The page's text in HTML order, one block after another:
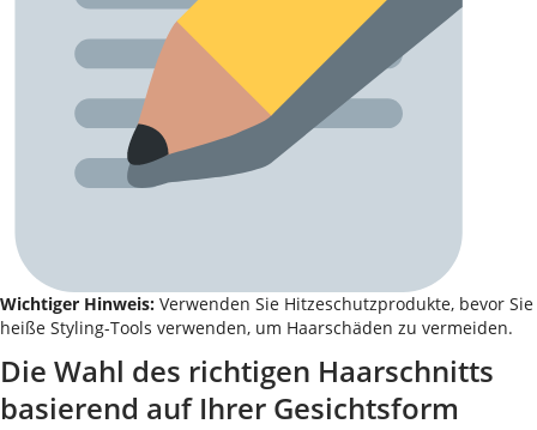
Wichtiger Hinweis: Verwenden Sie Hitzeschutzprodukte, bevor Sie
heiße Styling-Tools verwenden, um Haarschäden zu vermeiden.
Die Wahl des richtigen Haarschnitts
basierend auf Ihrer Gesichtsform